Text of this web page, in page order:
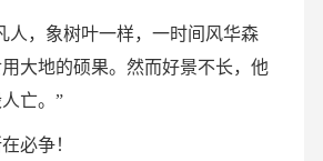
，象树叶一样，一时间风华森
大地的硕果。然而好景不长，他
亡。”
必争！